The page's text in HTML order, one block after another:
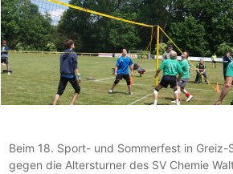
Beim 18. Sport- und Sommerfest in
gegen die Altersturner des SV Chemie